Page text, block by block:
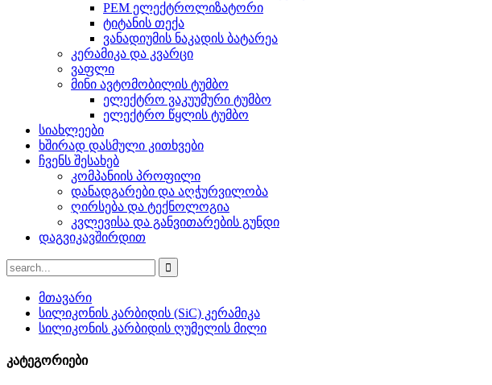
PEM ელექტროლიზატორი
ტიტანის თექა
ვანადიუმის ნაკადის ბატარეა
კერამიკა და კვარცი
ვაფლი
მინი ავტომობილის ტუმბო
ელექტრო ვაკუუმური ტუმბო
ელექტრო წყლის ტუმბო
სიახლეები
ხშირად დასმული კითხვები
ჩვენს შესახებ
კომპანიის პროფილი
დანადგარები და აღჭურვილობა
ღირსება და ტექნოლოგია
კვლევისა და განვითარების გუნდი
დაგვიკავშირდით
მთავარი
სილიკონის კარბიდის (SiC) კერამიკა
სილიკონის კარბიდის ღუმელის მილი
კატეგორიები